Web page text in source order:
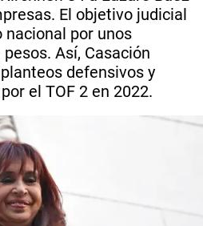
El objetivo judicial
nacional por unos
Así, Casación
defensivos y
el TOF 2 en 2022.